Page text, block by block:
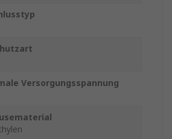
Versorgungsspannung